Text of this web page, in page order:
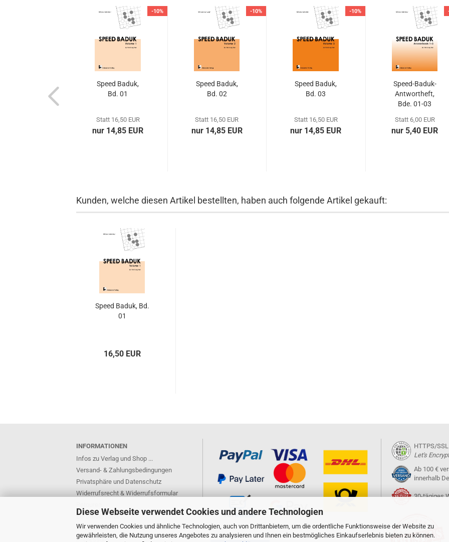
Diese Webseite verwendet Cookies und andere Technologien
Wir verwenden Cookies und ähnliche Technologien, auch von Drittanbietern, um die ordentliche Funktionsweise der Website zu
gewährleisten, die Nutzung unseres Angebotes zu analysieren und Ihnen ein bestmögliches Einkaufserlebnis bieten zu können.
-10%
Speed Baduk,
Bd. 01
Statt 16,50 EUR
nur 14,85 EUR
-10%
Speed Baduk,
Bd. 02
Statt 16,50 EUR
nur 14,85 EUR
-10%
Speed Baduk,
Bd. 03
Statt 16,50 EUR
nur 14,85 EUR
Speed-Baduk-
Antwortheft,
Bde. 01-03
Statt 6,00 EUR
nur 5,40 EUR
Kunden, welche diesen Artikel bestellten, haben auch folgende Artikel gekauft:
Speed Baduk, Bd.
01
16,50 EUR
INFORMATIONEN
Infos zu Verlag und Shop ...
Versand- & Zahlungsbedingungen
Privatsphäre und Datenschutz
Widerrufsrecht & Widerrufsformular
EU-Steuersätze
Unsere AGB
Impressum
HTTPS/
Let's
Ab 100 €
innerhalb
30-tägiges